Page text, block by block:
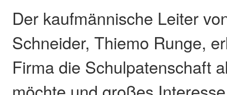
Der kaufmännische Leiter
Schneider, Thiemo Runge,
Firma die Schulpatenschaft